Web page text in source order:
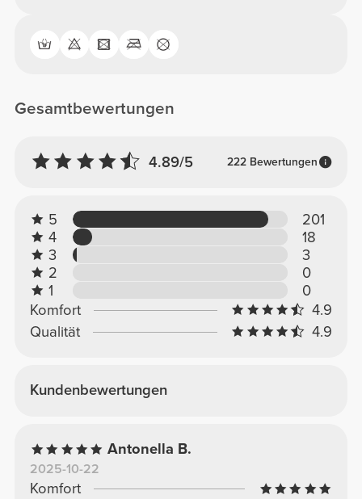
Gesamtbewertungen
4.89/5 222 Bewertungen
5
201
4
18
3
3
2
0
1
0
Komfort
4.9
Qualität
4.9
Kundenbewertungen
Antonella B.
2025-10-22
Komfort